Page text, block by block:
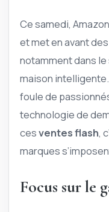
Ce samedi,
et met en avant
notamment dans
maison
foule de
technologie de
cesventes flash,
marques
Focus sur le